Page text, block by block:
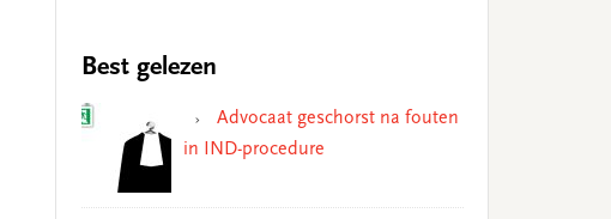
Best gelezen
Advocaat geschorst na fouten
in IND-procedure